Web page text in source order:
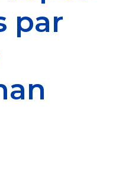
par